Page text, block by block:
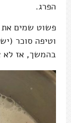
הפרג.
פשוט שמים את
וטיפה סוכר
בהמשך, אז לא